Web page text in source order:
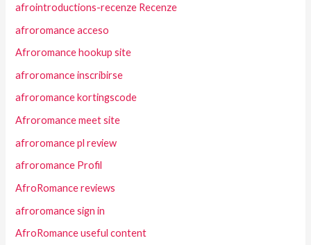
afrointroductions-recenze Recenze
afroromance acceso
Afroromance hookup site
afroromance inscribirse
afroromance kortingscode
Afroromance meet site
afroromance pl review
afroromance Profil
AfroRomance reviews
afroromance sign in
AfroRomance useful content